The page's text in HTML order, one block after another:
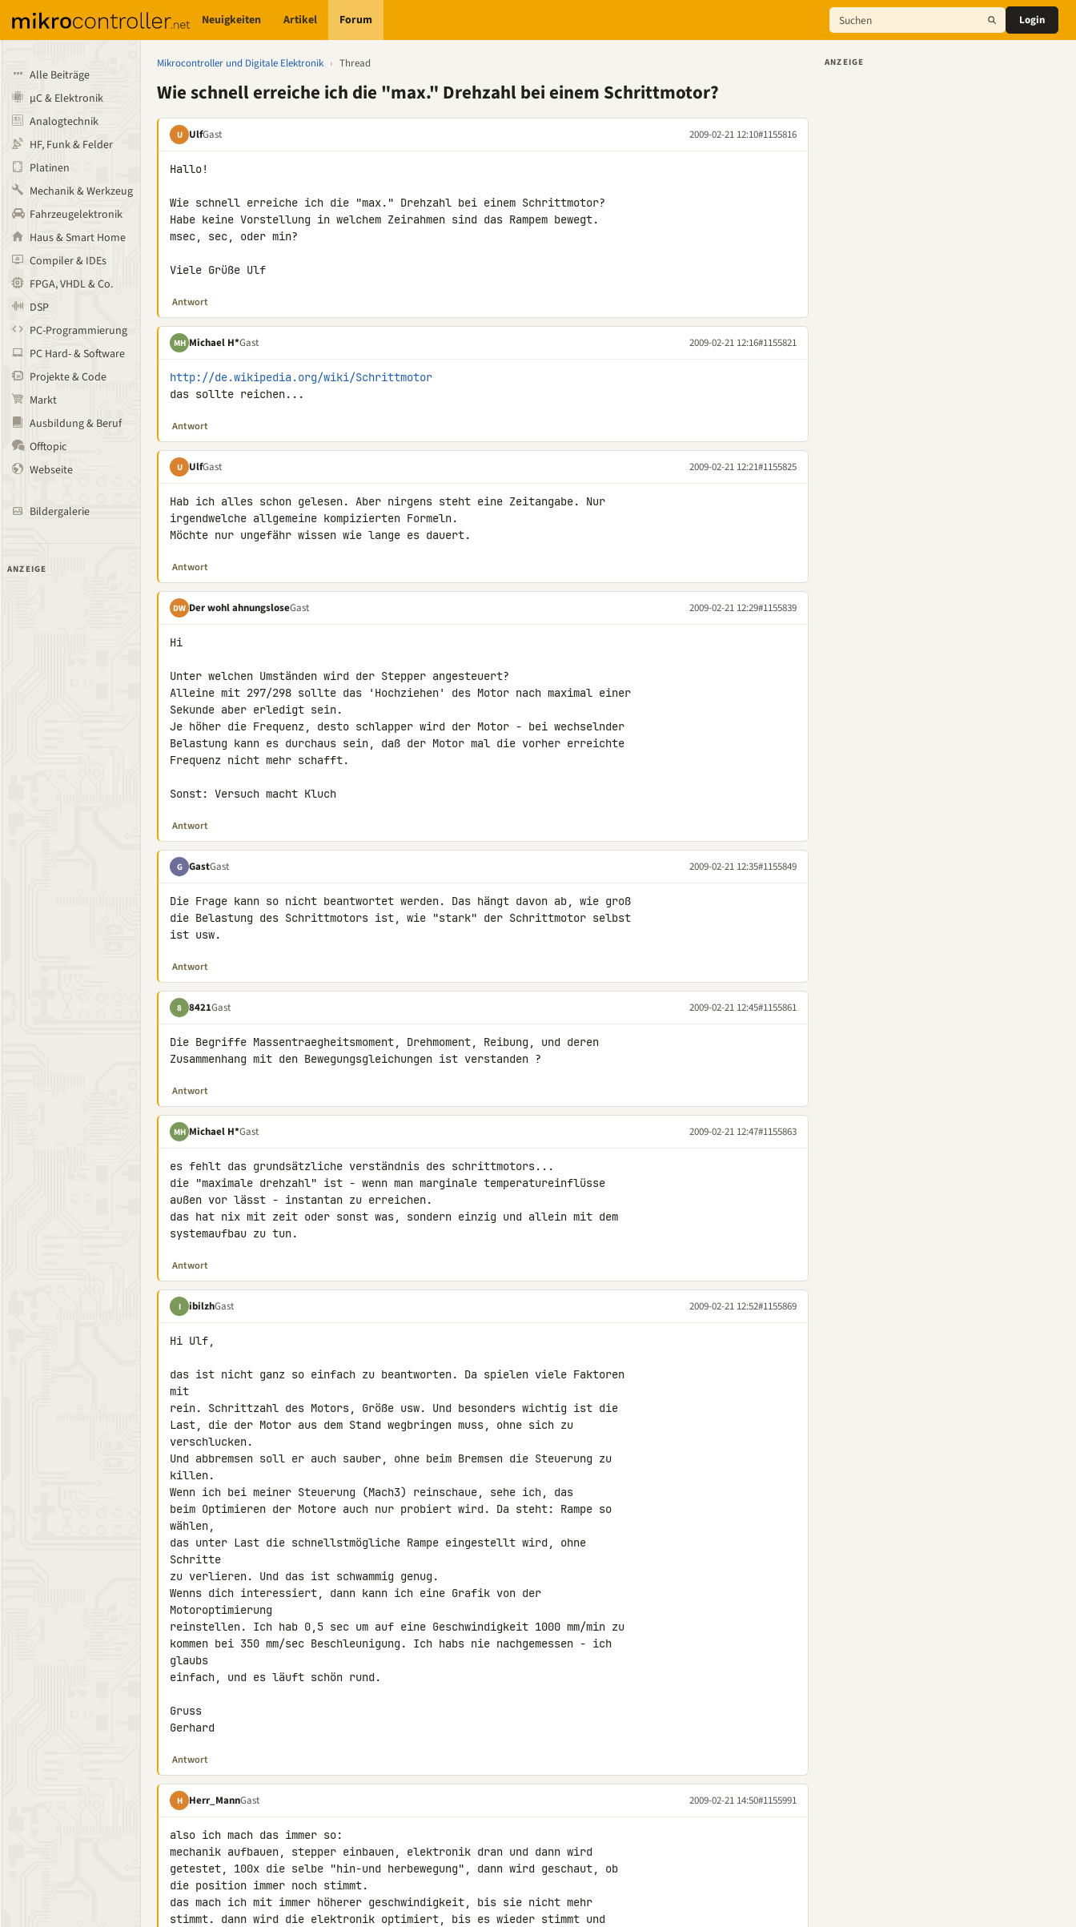
Neuigkeiten Artikel Forum Login
Alle Beiträge
µC & Elektronik
Analogtechnik
HF, Funk & Felder
Platinen
Mechanik & Werkzeug
Fahrzeugelektronik
Haus & Smart Home
Compiler & IDEs
FPGA, VHDL & Co.
DSP
PC-Programmierung
PC Hard- & Software
Projekte & Code
Markt
Ausbildung & Beruf
Offtopic
Webseite
Bildergalerie
ANZEIGE
Mikrocontroller und Digitale Elektronik › Thread
Wie schnell erreiche ich die "max." Drehzahl bei einem Schrittmotor?
U UlfGast 2009-02-21 12:10#1155816
Hallo!
Wie schnell erreiche ich die "max." Drehzahl bei einem Schrittmotor?
Habe keine Vorstellung in welchem Zeirahmen sind das Rampem bewegt.
msec, sec, oder min?
Viele Grüße Ulf
Antwort
MH Michael H*Gast 2009-02-21 12:16#1155821
http://de.wikipedia.org/wiki/Schrittmotor
das sollte reichen...
Antwort
U UlfGast 2009-02-21 12:21#1155825
Hab ich alles schon gelesen. Aber nirgens steht eine Zeitangabe. Nur
irgendwelche allgemeine kompizierten Formeln.
Möchte nur ungefähr wissen wie lange es dauert.
Antwort
DW Der wohl ahnungsloseGast 2009-02-21 12:29#1155839
Hi
Unter welchen Umständen wird der Stepper angesteuert?
Alleine mit 297/298 sollte das 'Hochziehen' des Motor nach maximal einer
Sekunde aber erledigt sein.
Je höher die Frequenz, desto schlapper wird der Motor - bei wechselnder
Belastung kann es durchaus sein, daß der Motor mal die vorher erreichte
Frequenz nicht mehr schafft.
Sonst: Versuch macht Kluch
Antwort
G GastGast 2009-02-21 12:35#1155849
Die Frage kann so nicht beantwortet werden. Das hängt davon ab, wie groß
die Belastung des Schrittmotors ist, wie "stark" der Schrittmotor selbst
ist usw.
Antwort
8 8421Gast 2009-02-21 12:45#1155861
Die Begriffe Massentraegheitsmoment, Drehmoment, Reibung, und deren
Zusammenhang mit den Bewegungsgleichungen ist verstanden ?
Antwort
MH Michael H*Gast 2009-02-21 12:47#1155863
es fehlt das grundsätzliche verständnis des schrittmotors...
die "maximale drehzahl" ist - wenn man marginale temperatureinflüsse
außen vor lässt - instantan zu erreichen.
das hat nix mit zeit oder sonst was, sondern einzig und allein mit dem
systemaufbau zu tun.
Antwort
I ibilzhGast 2009-02-21 12:52#1155869
Hi Ulf,
das ist nicht ganz so einfach zu beantworten. Da spielen viele Faktoren
mit
rein. Schrittzahl des Motors, Größe usw. Und besonders wichtig ist die
Last, die der Motor aus dem Stand wegbringen muss, ohne sich zu
verschlucken.
Und abbremsen soll er auch sauber, ohne beim Bremsen die Steuerung zu
killen.
Wenn ich bei meiner Steuerung (Mach3) reinschaue, sehe ich, das
beim Optimieren der Motore auch nur probiert wird. Da steht: Rampe so
wählen,
das unter Last die schnellstmögliche Rampe eingestellt wird, ohne
Schritte
zu verlieren. Und das ist schwammig genug.
Wenns dich interessiert, dann kann ich eine Grafik von der
Motoroptimierung
reinstellen. Ich hab 0,5 sec um auf eine Geschwindigkeit 1000 mm/min zu
kommen bei 350 mm/sec Beschleunigung. Ich habs nie nachgemessen - ich
glaubs
einfach, und es läuft schön rund.
Gruss
Gerhard
Antwort
H Herr_MannGast 2009-02-21 14:50#1155991
also ich mach das immer so:
mechanik aufbauen, stepper einbauen, elektronik dran und dann wird
getestet, 100x die selbe "hin-und herbewegung", dann wird geschaut, ob
die position immer noch stimmt.
das mach ich mit immer höherer geschwindigkeit, bis sie nicht mehr
stimmt. dann wird die elektronik optimiert, bis es wieder stimmt und
ANZEIGE